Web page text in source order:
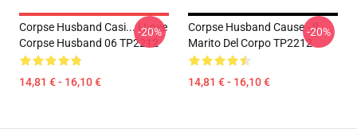
Corpse Husband Casi... I Love
Corpse Husband 06 TP2212
14,81 € - 16,10 €
-20%
Corpse Husband Cause - Il
Marito Del Corpo TP2212
14,81 € - 16,10 €
-20%